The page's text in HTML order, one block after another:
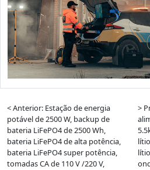
< Anterior: Estação de energia
potável de 2500 W, backup de
bateria LiFePO4 de 2500 Wh,
bateria LiFePO4 de alta potência,
bateria LiFePO4 super potência,
tomadas CA de 110 V /220 V,
>